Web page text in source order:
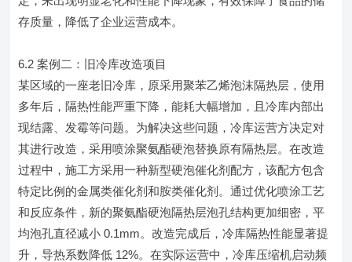
存质量，降低了企业运营成本。
6.2 案例二：旧冷库改造项目
某区域的一座老旧冷库，原采用聚苯乙烯泡沫隔热层，使用
多年后，隔热性能严重下降，能耗大幅增加，且冷库内部出
现结露、发霉等问题。为解决这些问题，冷库运营方决定对
其进行改造，采用喷涂聚氨酯硬泡替换原有隔热层。在改造
过程中，施工方采用一种新型硬泡催化剂配方，该配方包含
特定比例的金属类催化剂和胺类催化剂。通过优化喷涂工艺
和反应条件，新的聚氨酯硬泡隔热层泡孔结构更加细密，平
均泡孔直径减小 0.1mm。改造完成后，冷库隔热性能显著提
升，导热系数降低 12%。在实际运营中，冷库压缩机启动频